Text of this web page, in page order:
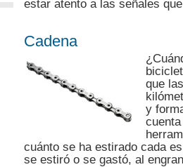
estar atento a las señales
Cadena
que
y
cuánto se ha estirado cada
se estiró o se gastó, al